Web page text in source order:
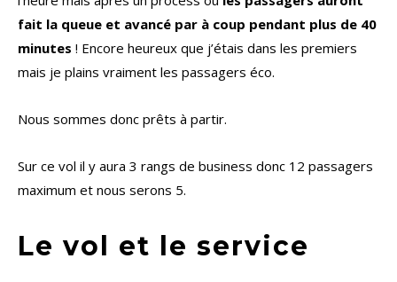
fait la queue et avancé par à coup pendant plus de 40
minutes ! Encore heureux que j’étais dans les premiers
mais je plains vraiment les passagers éco.
Nous sommes donc prêts à partir.
Sur ce vol il y aura 3 rangs de business donc 12 passagers
maximum et nous serons 5.
Le vol et le service